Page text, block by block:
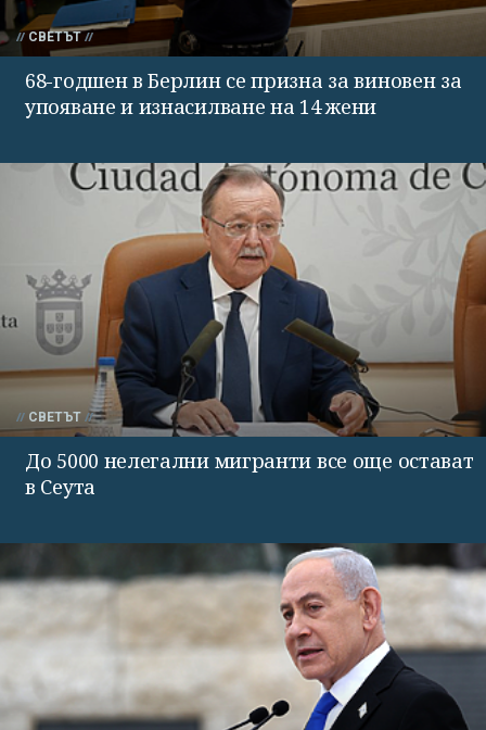
СВЕТЪТ
68-годшен в Берлин се призна за виновен за
упояване и изнасилване на 14 жени
СВЕТЪТ
До 5000 нелегални мигранти все още остават
в Сеута